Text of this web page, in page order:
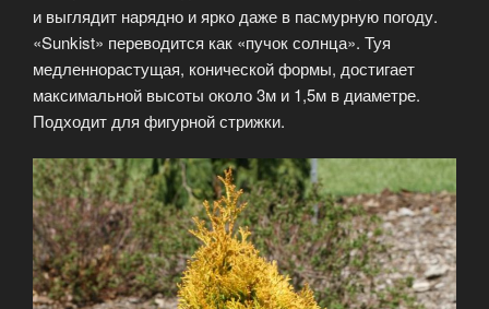
и выглядит нарядно и ярко даже в пасмурную погоду.
«Sunkist» переводится как «пучок солнца». Туя
медленнорастущая, конической формы, достигает
максимальной высоты около 3м и 1,5м в диаметре.
Подходит для фигурной стрижки.